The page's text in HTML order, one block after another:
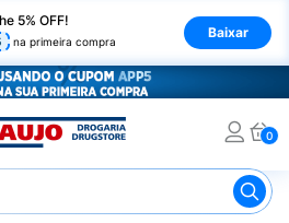
5% OFF!
na primeira compra
Baixar
0